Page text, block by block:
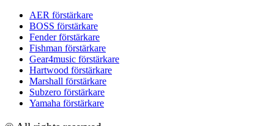
AER förstärkare
BOSS förstärkare
Fender förstärkare
Fishman förstärkare
Gear4music förstärkare
Hartwood förstärkare
Marshall förstärkare
Subzero förstärkare
Yamaha förstärkare